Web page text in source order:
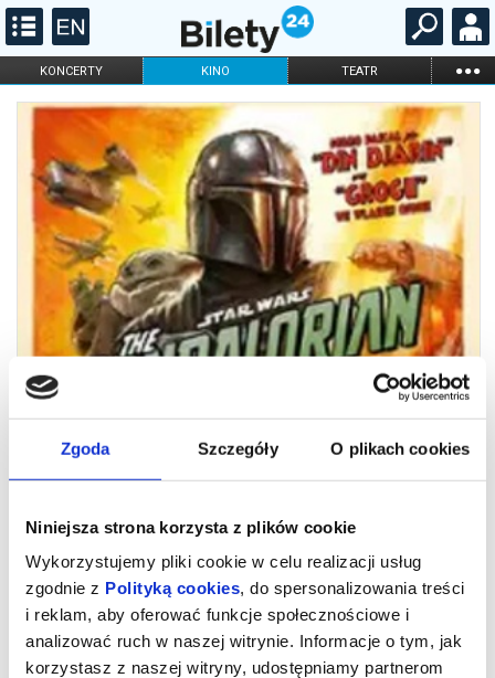
Zgoda Szczegóły O plikach cookies
Niniejsza strona korzysta z plików cookie
Wykorzystujemy pliki cookie w celu realizacji usług
zgodnie z Polityką cookies, do spersonalizowania treści
i reklam, aby oferować funkcje społecznościowe i
analizować ruch w naszej witrynie. Informacje o tym, jak
korzystasz z naszej witryny, udostępniamy partnerom
KONCERTY KINO TEATR ...
FILHARMONIA OPERA I BALET
STAND-UP
ONLINE KARNETY